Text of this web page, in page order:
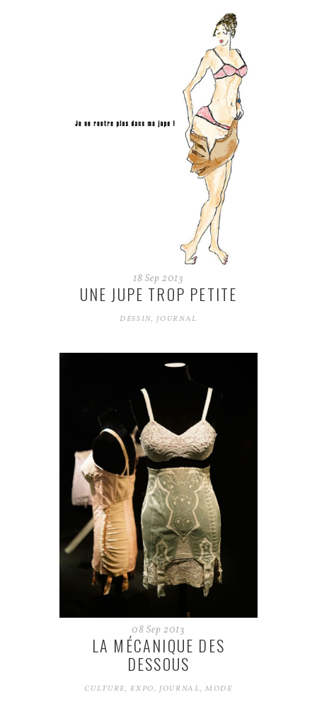
18 Sep 2013
UNE JUPE TROP PETITE
DESSIN,JOURNAL
08 Sep 2013
LA MÉCANIQUE DES
DESSOUS
CULTURE,EXPO,JOURNAL,MODE